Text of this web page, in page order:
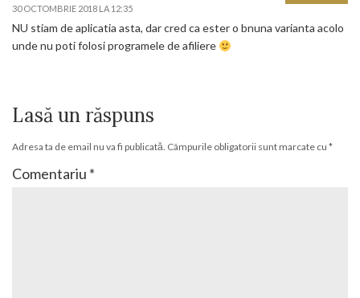
30 OCTOMBRIE 2018 LA 12:35
NU stiam de aplicatia asta, dar cred ca ester o bnuna varianta acolo
unde nu poti folosi programele de afiliere
Lasă un răspuns
Adresa ta de email nu va fi publicată. Câmpurile obligatorii sunt marcate cu *
Comentariu *